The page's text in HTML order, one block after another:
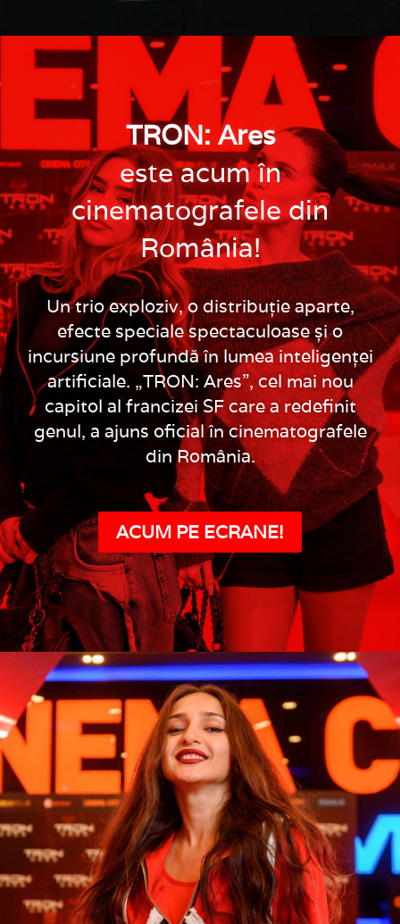
TRON: Ares
este acum în
cinematografele din
România!
Un trio exploziv, o distribuție aparte,
efecte speciale spectaculoase și o
incursiune profundă în lumea inteligenței
artificiale. „TRON: Ares”, cel mai nou
capitol al francizei SF care a redefinit
genul, a ajuns oficial în cinematografele
din România.
ACUM PE ECRANE!